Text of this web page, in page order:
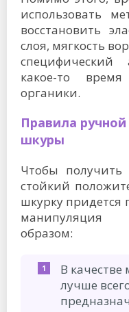
использовать
восстановить
слоя, мягкость
какое-то
органики.
Правила
шкуры
Чтобы
стойкий
шкурку придется
манипуляция
образом:
В
лучше